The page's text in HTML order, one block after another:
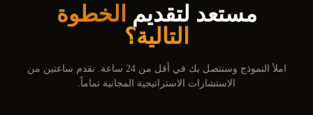
مستعد لتقديم الخطوة
التالية؟
املأ النموذج وسنتصل بك في أقل من 24 ساعة. نقدم ساعتين من
الاستشارات الاستراتيجية المجانية تماماً.